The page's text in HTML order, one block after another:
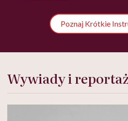
Poznaj Krótkie
Wywiady i